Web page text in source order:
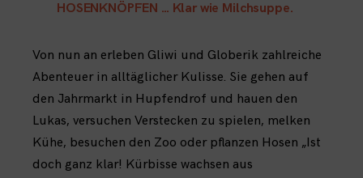
HOSENKNÖPFEN … Klar wie Milchsuppe.
Von nun an erleben Gliwi und Globerik zahlreiche
Abenteuer in alltäglicher Kulisse. Sie gehen auf
den Jahrmarkt in Hupfendrof und hauen den
Lukas, versuchen Verstecken zu spielen, melken
Kühe, besuchen den Zoo oder pflanzen Hosen „Ist
doch ganz klar! Kürbisse wachsen aus